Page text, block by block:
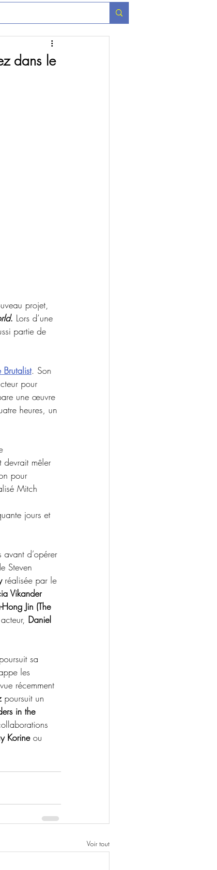
dans le
projet,
. Lors d’une
partie de
Brutalist. Son
pour
une œuvre
heures, un
devrait mêler
pour
Mitch
jours et
d’opérer
Steven
réalisée par le
Vikander
Jin (The
Daniel
sa
les
récemment
poursuit un
in the
Korine ou
Voir tout